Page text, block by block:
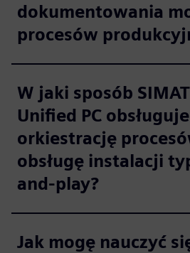
dokumentowania
procesów
W jaki sposób
Unified PC obsługuje
orkiestrację
obsługę instalacji
and-play?
Jak mogę nauczyć